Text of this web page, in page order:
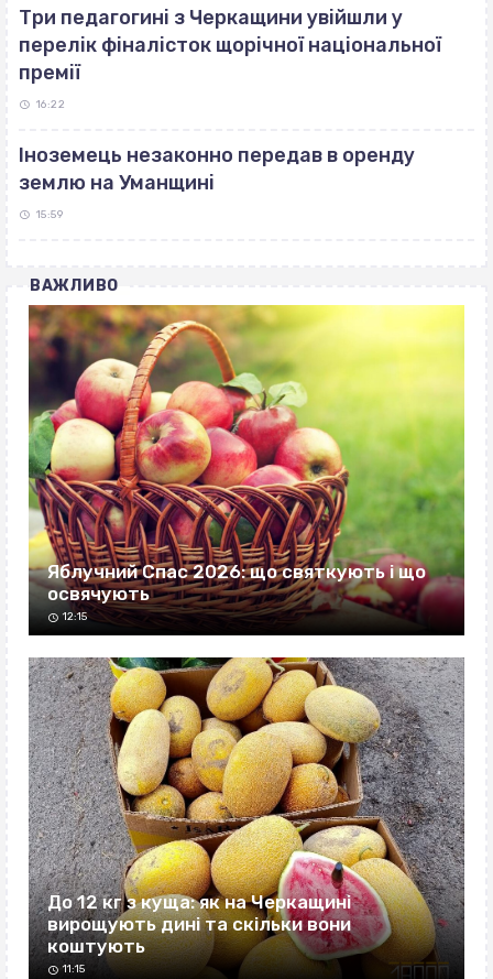
Три педагогині з Черкащини увійшли у
перелік фіналісток щорічної національної
премії
16:22
Іноземець незаконно передав в оренду
землю на Уманщині
15:59
ВАЖЛИВО
Яблучний Спас 2026: що святкують і що
освячують
12:15
До 12 кг з куща: як на Черкащині
вирощують дині та скільки вони
коштують
11:15